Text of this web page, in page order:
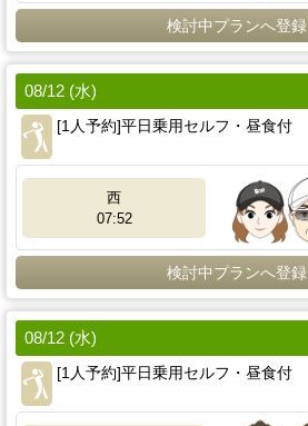
検討中プランへ登録
08/12 (水)
[1人予約]平日乗用セルフ・昼食付
西
07:52
検討中プランへ登録
08/12 (水)
[1人予約]平日乗用セルフ・昼食付